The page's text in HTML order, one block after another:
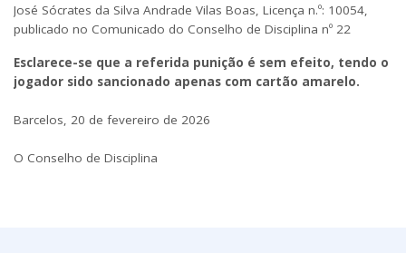
José Sócrates da Silva Andrade Vilas Boas, Licença n.º: 10054,
publicado no Comunicado do Conselho de Disciplina nº 22
Esclarece-se que a referida punição é sem efeito, tendo o
jogador sido sancionado apenas com cartão amarelo.
Barcelos, 20 de fevereiro de 2026
O Conselho de Disciplina